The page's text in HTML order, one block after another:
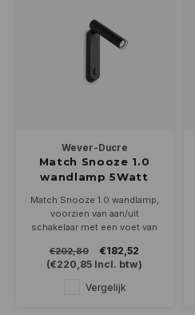
Wever-Ducre
Match Snooze 1.0
wandlamp 5Watt
Match Snooze 1.0 wandlamp,
voorzien van aan/uit
schakelaar met een voet van
5Watt ledverlichting in 27000
of 3000K
€202,80
€182,52
(€220,85 Incl. btw)
Vergelijk